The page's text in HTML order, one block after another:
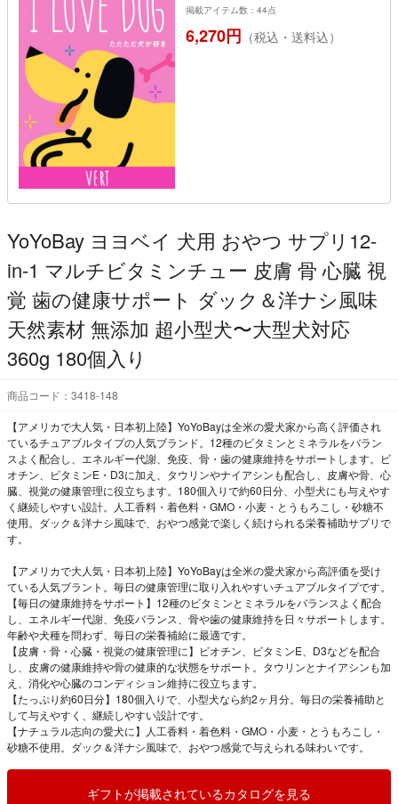
掲載アイテム数：44点
6,270円 （税込・送料込）
YoYoBay ヨヨベイ 犬用 おやつ サプリ12-
in-1 マルチビタミンチュー 皮膚 骨 心臓 視
覚 歯の健康サポート ダック＆洋ナシ風味
天然素材 無添加 超小型犬〜大型犬対応
360g 180個入り
商品コード：3418-148
【アメリカで大人気・日本初上陸】YoYoBayは全米の愛犬家から高く評価され
ているチュアブルタイプの人気ブランド。12種のビタミンとミネラルをバラン
スよく配合し、エネルギー代謝、免疫、骨・歯の健康維持をサポートします。ビ
オチン、ビタミンE・D3に加え、タウリンやナイアシンも配合し、皮膚や骨、心
臓、視覚の健康管理に役立ちます。180個入りで約60日分、小型犬にも与えやす
く継続しやすい設計。人工香料・着色料・GMO・小麦・とうもろこし・砂糖不
使用。ダック＆洋ナシ風味で、おやつ感覚で楽しく続けられる栄養補助サプリで
す。
【アメリカで大人気・日本初上陸】YoYoBayは全米の愛犬家から高評価を受け
ている人気ブラント。毎日の健康管理に取り入れやすいチュアブルタイプです。
【毎日の健康維持をサポート】12種のビタミンとミネラルをバランスよく配合
し、エネルギー代謝、免疫バランス、骨や歯の健康維持を日々サポートします。
年齢や犬種を問わず、毎日の栄養補給に最適です。
【皮膚・骨・心臓・視覚の健康管理に】ビオチン、ビタミンE、D3などを配合
し、皮膚の健康維持や骨の健康的な状態をサポート。タウリンとナイアシンも加
え、消化や心臓のコンディション維持に役立ちます。
【たっぷり約60日分】180個入りで、小型犬なら約2ヶ月分。毎日の栄養補助と
して与えやすく、継続しやすい設計です。
【ナチュラル志向の愛犬に】人工香料・着色料・GMO・小麦・とうもろこし・
砂糖不使用。ダック＆洋ナシ風味で、おやつ感覚で与えられる味わいです。
ギフトが掲載されているカタログを見る